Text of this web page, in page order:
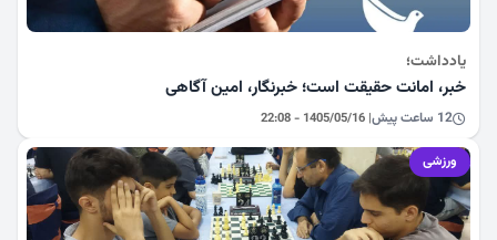
یادداشت؛
خبر، امانت حقیقت است؛ خبرنگار، امین آگاهی
12 ساعت پیش | 1405/05/16 - 22:08
ورزشی